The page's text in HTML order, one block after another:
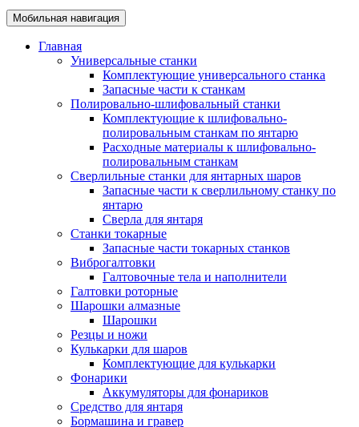
Мобильная навигация
Главная
Универсальные станки
Комплектующие универсального станка
Запасные части к станкам
Полировально-шлифовальный станки
Комплектующие к шлифовально-
полировальным станкам по янтарю
Расходные материалы к шлифовально-
полировальным станкам
Сверлильные станки для янтарных шаров
Запасные части к сверлильному станку по
янтарю
Сверла для янтаря
Станки токарные
Запасные части токарных станков
Виброгалтовки
Галтовочные тела и наполнители
Галтовки роторные
Шарошки алмазные
Шарошки
Резцы и ножи
Кулькарки для шаров
Комплектующие для кулькарки
Фонарики
Аккумуляторы для фонариков
Средство для янтаря
Бормашина и гравер